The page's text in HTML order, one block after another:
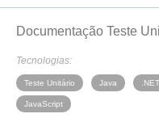
Documentação Teste
Tecnologias:
Teste Unitário Java .NET
JavaScript